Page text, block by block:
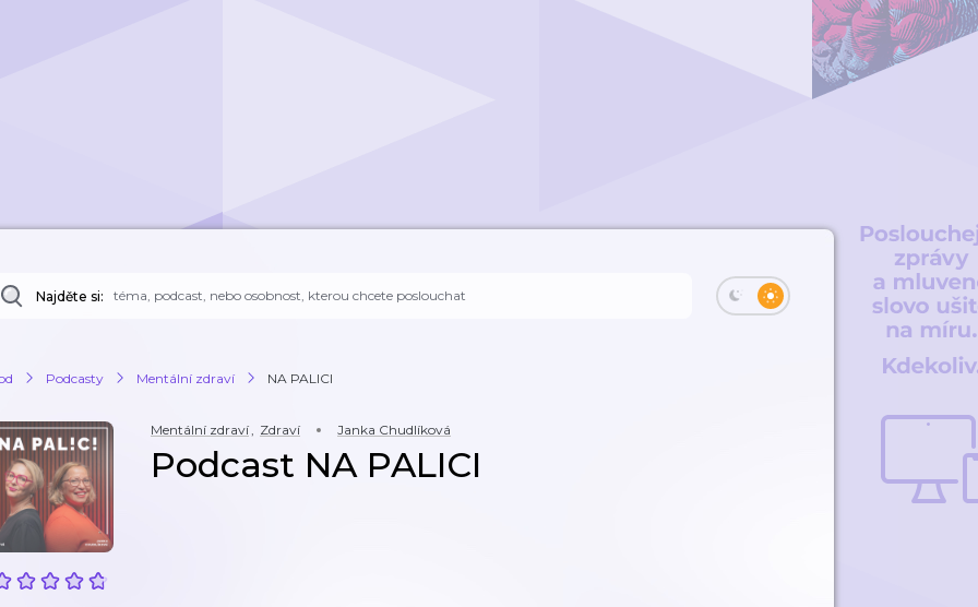
Najděte si:
Podcasty Mentální zdraví NA PALICI
Mentální zdraví, Zdraví Janka Chudlíková
Podcast NA PALICI